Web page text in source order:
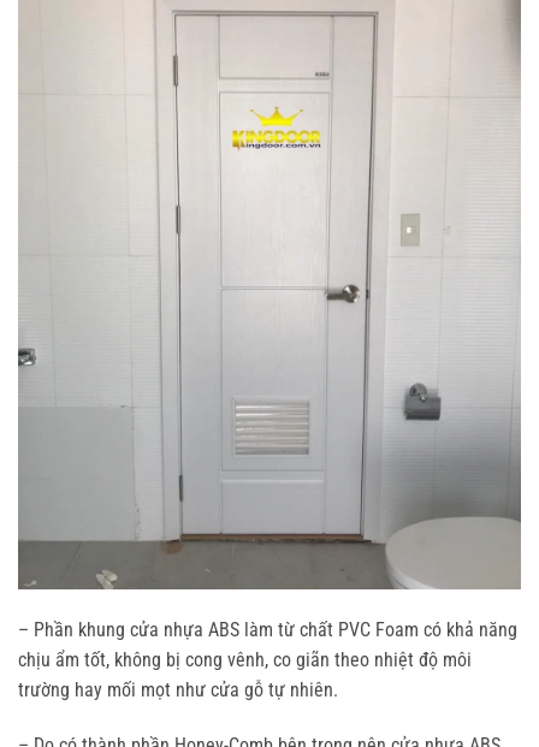
– Phần khung cửa nhựa ABS làm từ chất PVC Foam có khả năng
chịu ẩm tốt, không bị cong vênh, co giãn theo nhiệt độ môi
trường hay mối mọt như cửa gỗ tự nhiên.